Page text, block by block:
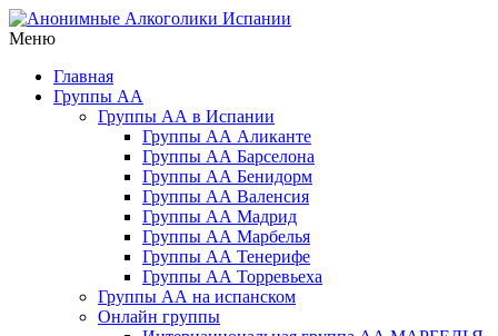
Перейти
к
Барселоне, Бенедорме, Валенсии, Мадриде, Марбелье,
Торревьехе и на о. Тенерифе
Меню
Главная
Группы АА
Группы АА в Испании
Группы АА Аликанте
Группы АА Барселона
Группы АА Бенидорм
Группы АА Валенсия
Группы АА Мадрид
Группы АА Марбелья
Группы АА Тенерифе
Группы АА Торревьеха
Группы АА на испанском
Онлайн группы